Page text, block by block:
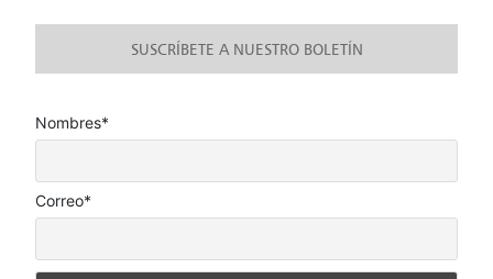
SUSCRÍBETE A NUESTRO BOLETÍN
Nombres*
Correo*